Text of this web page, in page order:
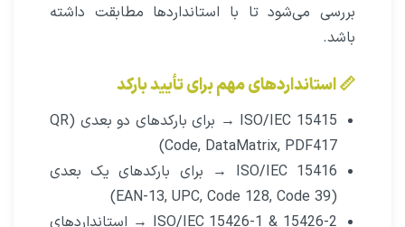
بررسی می‌شود تا با استانداردها مطابقت داشته
باشد.
📏 استانداردهای مهم برای تأیید بارکد
ISO/IEC 15415 → برای بارکدهای دو بعدی (QR
Code, DataMatrix, PDF417)
ISO/IEC 15416 → برای بارکدهای یک بعدی
(EAN-13, UPC, Code 128, Code 39)